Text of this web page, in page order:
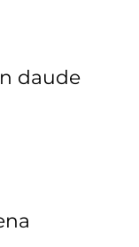
daude